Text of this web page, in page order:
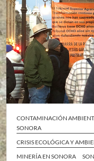
CONTAMINACIÓN
SONORA
CRISIS ECOLÓGICA Y
MINERÍA EN SONORA